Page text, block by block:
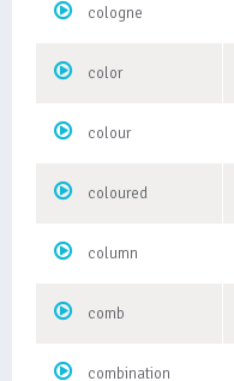
cologne
color
colour
coloured
column
comb
combination